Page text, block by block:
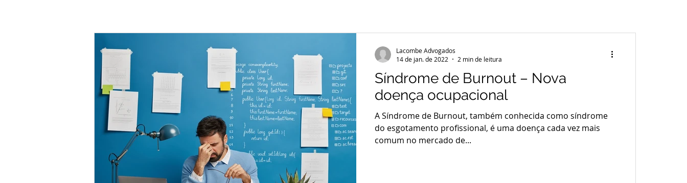
Síndrome de Burnout – Nova
doença ocupacional
A Síndrome de Burnout, também conhecida como síndrome
do esgotamento profissional, é uma doença cada vez mais
comum no mercado de...
Lacombe Advogados
14 de jan. de 2022
2 min de leitura